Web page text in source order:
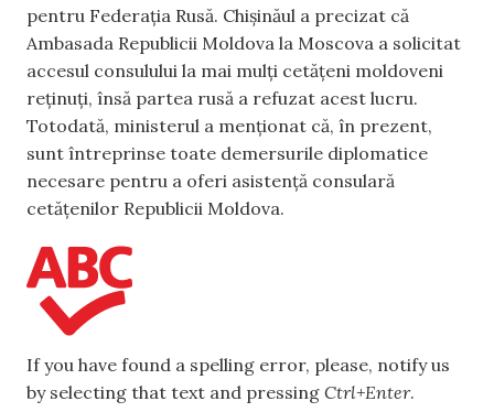
pentru Federația Rusă. Chișinăul a precizat că
Ambasada Republicii Moldova la Moscova a solicitat
accesul consulului la mai mulți cetățeni moldoveni
reținuți, însă partea rusă a refuzat acest lucru.
Totodată, ministerul a menționat că, în prezent,
sunt întreprinse toate demersurile diplomatice
necesare pentru a oferi asistență consulară
cetățenilor Republicii Moldova.
If you have found a spelling error, please, notify us
by selecting that text and pressing Ctrl+Enter.